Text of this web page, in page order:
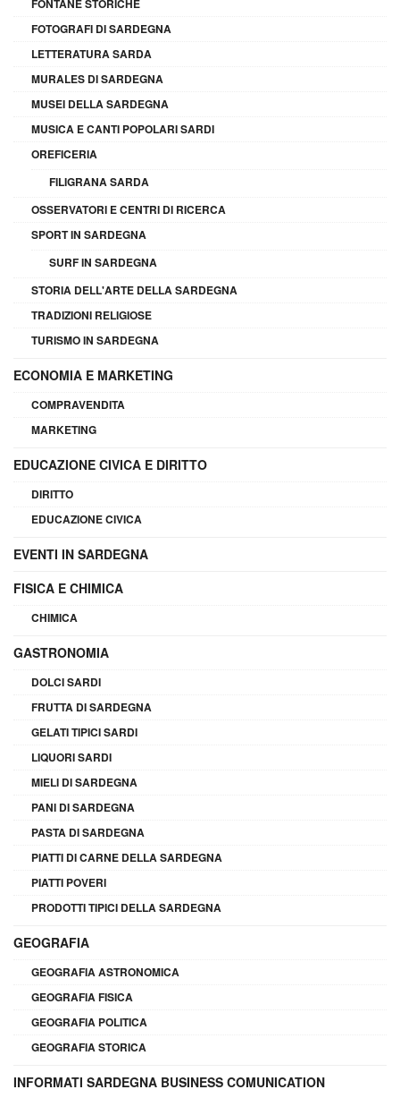
FONTANE STORICHE
FOTOGRAFI DI SARDEGNA
LETTERATURA SARDA
MURALES DI SARDEGNA
MUSEI DELLA SARDEGNA
MUSICA E CANTI POPOLARI SARDI
OREFICERIA
FILIGRANA SARDA
OSSERVATORI E CENTRI DI RICERCA
SPORT IN SARDEGNA
SURF IN SARDEGNA
STORIA DELL'ARTE DELLA SARDEGNA
TRADIZIONI RELIGIOSE
TURISMO IN SARDEGNA
ECONOMIA E MARKETING
COMPRAVENDITA
MARKETING
EDUCAZIONE CIVICA E DIRITTO
DIRITTO
EDUCAZIONE CIVICA
EVENTI IN SARDEGNA
FISICA E CHIMICA
CHIMICA
GASTRONOMIA
DOLCI SARDI
FRUTTA DI SARDEGNA
GELATI TIPICI SARDI
LIQUORI SARDI
MIELI DI SARDEGNA
PANI DI SARDEGNA
PASTA DI SARDEGNA
PIATTI DI CARNE DELLA SARDEGNA
PIATTI POVERI
PRODOTTI TIPICI DELLA SARDEGNA
GEOGRAFIA
GEOGRAFIA ASTRONOMICA
GEOGRAFIA FISICA
GEOGRAFIA POLITICA
GEOGRAFIA STORICA
INFORMATI SARDEGNA BUSINESS COMUNICATION